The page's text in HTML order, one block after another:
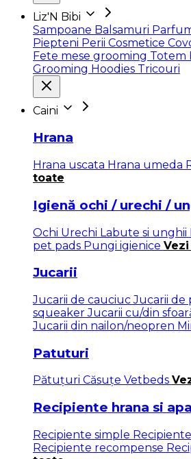
Liz'N Bibi
Sampoane Balsamuri
Piepteni Perii Cosmetice
Fete mese grooming Totem
Grooming Hoodies Tricouri
Caini
Hrana
Hrana uscata Hrana umeda
toate
Igienă ochi / urechi /
Ochi Urechi Labute si unghii
pet pads Pungi igienice
Jucarii
Jucarii de cauciucJucarii de
squeakerJucarii cu/din
Jucarii din nailon/neopren
Patuturi
Pătuţuri Căsuțe Vetbeds
Recipiente hrana si apa
Recipiente simple
Recipiente recompense